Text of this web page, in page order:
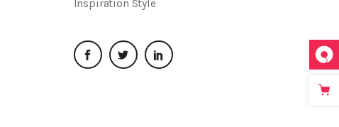
Inspiration Style